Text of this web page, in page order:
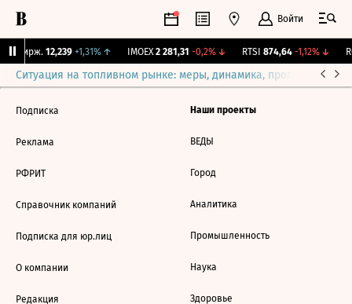
Войти
Бирж. 12,239 +1,31%↑ IMOEX 2 281,31 -0,2%↓ RTSI 874,64 -1,12%↓
Ситуация на топливном рынке: меры, динамика, прогнозы
Подписка
Реклама
РФРИТ
Справочник компаний
Подписка для юр.лиц
О компании
Редакция
Наши проекты
ВЕДЫ
Город
Аналитика
Промышленность
Наука
Здоровье